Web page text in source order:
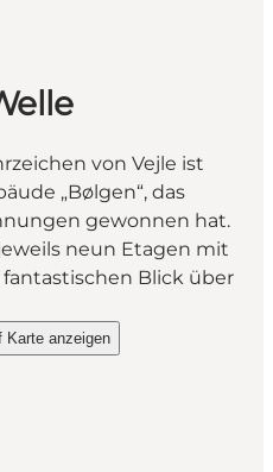
von Vejle ist
„Bølgen“, das
gewonnen hat.
neun Etagen mit
Blick über
die Welle"
Karte anzeigen
– die Welle on_map